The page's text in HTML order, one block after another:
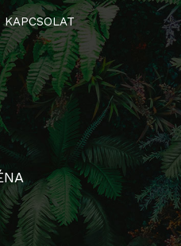
KAPCSOLAT